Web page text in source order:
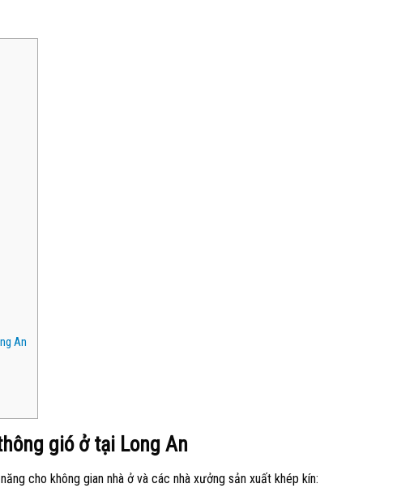
An
gió ở tại Long An
cho không gian nhà ở và các nhà xưởng sản xuất khép kín: